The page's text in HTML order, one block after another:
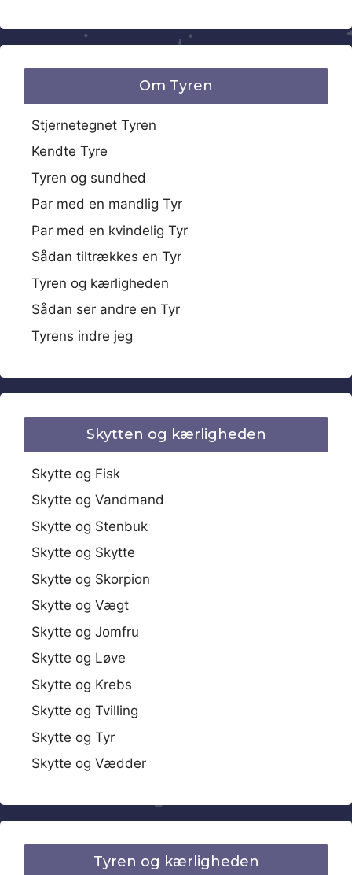
Om Tyren
Stjernetegnet Tyren
Kendte Tyre
Tyren og sundhed
Par med en mandlig Tyr
Par med en kvindelig Tyr
Sådan tiltrækkes en Tyr
Tyren og kærligheden
Sådan ser andre en Tyr
Tyrens indre jeg
Skytten og kærligheden
Skytte og Fisk
Skytte og Vandmand
Skytte og Stenbuk
Skytte og Skytte
Skytte og Skorpion
Skytte og Vægt
Skytte og Jomfru
Skytte og Løve
Skytte og Krebs
Skytte og Tvilling
Skytte og Tyr
Skytte og Vædder
Tyren og kærligheden